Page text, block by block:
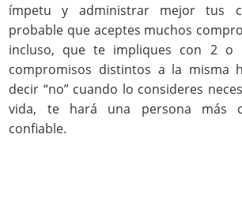
ímpetu y administrar mejor tus
probable que aceptes muchos
incluso, que te impliques con 2 o
compromisos distintos a la misma
decir “no” cuando lo consideres
vida, te hará una persona más
confiable.